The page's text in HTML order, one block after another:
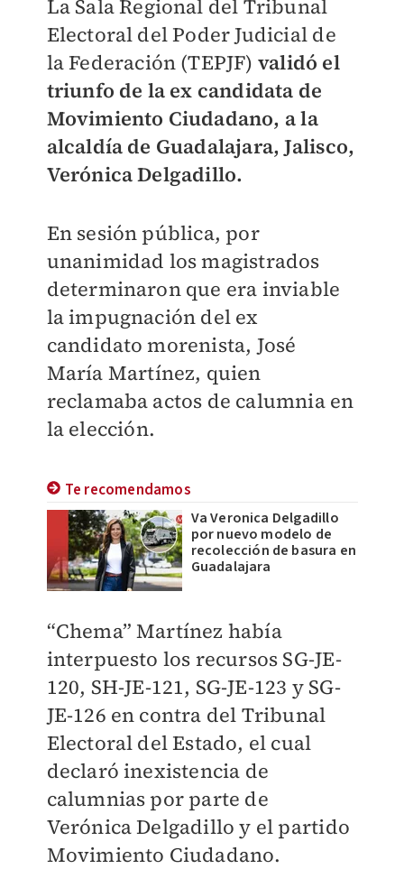
La Sala Regional del Tribunal
Electoral del Poder Judicial de
la Federación (TEPJF) validó el
triunfo de la ex candidata de
Movimiento Ciudadano, a la
alcaldía de Guadalajara, Jalisco,
Verónica Delgadillo.
En sesión pública, por
unanimidad los magistrados
determinaron que era inviable
la impugnación del ex
candidato morenista, José
María Martínez, quien
reclamaba actos de calumnia en
la elección.
Te recomendamos
Va Veronica Delgadillo
por nuevo modelo de
recolección de basura en
Guadalajara
“Chema” Martínez había
interpuesto los recursos SG-JE-
120, SH-JE-121, SG-JE-123 y SG-
JE-126 en contra del Tribunal
Electoral del Estado, el cual
declaró inexistencia de
calumnias por parte de
Verónica Delgadillo y el partido
Movimiento Ciudadano.